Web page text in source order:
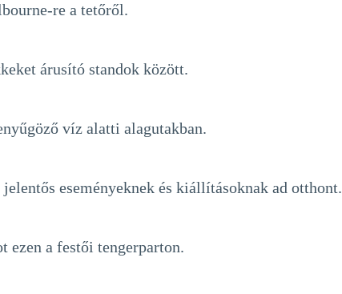
re a tetőről.
árusító standok között.
víz alatti alagutakban.
eseményeknek és kiállításoknak ad otthont.
ezen a festői tengerparton.